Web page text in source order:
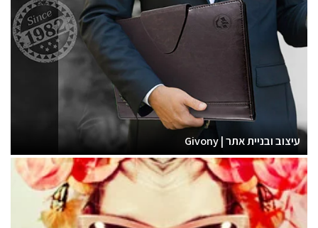
עיצוב ובניית אתר | Givony